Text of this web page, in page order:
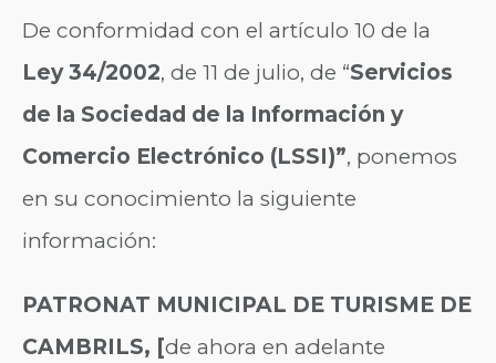
De conformidad con el artículo 10 de la
Ley 34/2002, de 11 de julio, de “Servicios
de la Sociedad de la Información y
Comercio Electrónico (LSSI)”, ponemos
en su conocimiento la siguiente
información:
PATRONAT MUNICIPAL DE TURISME DE
CAMBRILS, [de ahora en adelante